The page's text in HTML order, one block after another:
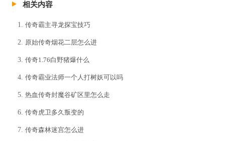
相关内容
传奇霸主寻龙探宝技巧
原始传奇烟花二层怎么进
传奇1.76白野猪爆什么
传奇霸业法师一个人打树妖可以吗
热血传奇封魔谷矿区里怎么走
传奇虎卫多久叛变的
传奇森林迷宫怎么进